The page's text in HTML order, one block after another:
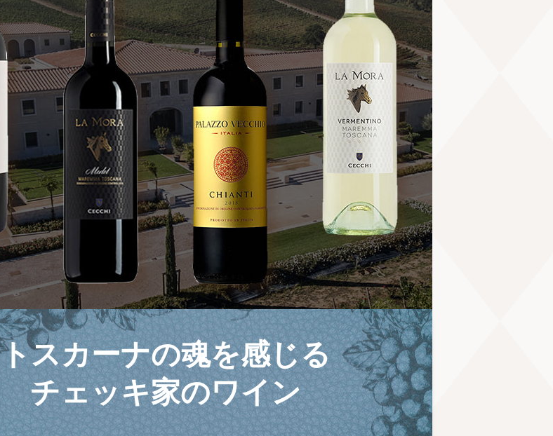
トスカーナの魂を感じる
チェッキ家のワイン